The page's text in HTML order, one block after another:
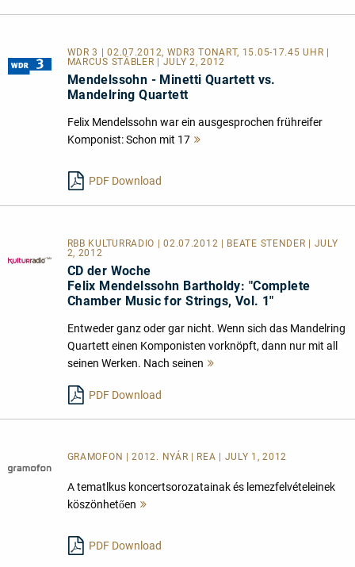
WDR 3 | 02.07.2012, WDR3 TONART, 15.05-17.45 UHR |
MARCUS STÄBLER | JULY 2, 2012
Mendelssohn - Minetti Quartett vs.
Mandelring Quartett
Felix Mendelssohn war ein ausgesprochen frühreifer
Komponist: Schon mit 17
PDF Download
RBB KULTURRADIO | 02.07.2012 | BEATE STENDER | JULY
2, 2012
CD der Woche
Felix Mendelssohn Bartholdy: "Complete
Chamber Music for Strings, Vol. 1"
Entweder ganz oder gar nicht. Wenn sich das Mandelring
Quartett einen Komponisten vorknöpft, dann nur mit all
seinen Werken. Nach seinen
PDF Download
GRAMOFON | 2012. NYÁR | REA | JULY 1, 2012
A tematlkus koncertsorozatainak és lemezfelvételeinek
köszönhetően
PDF Download